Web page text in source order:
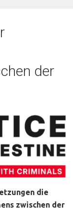
der
die
zwischen der